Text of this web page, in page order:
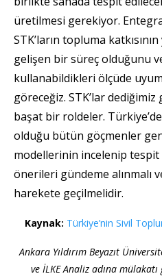
üretilmesi gerekiyor.
STK’ların topluma
gelişen bir süreç olduğunu
kullanabildikleri ölçüde
göreceğiz. STK’lar
başat bir roldeler.
olduğu bütün göçmenler
modellerinin incelenip
önerileri gündeme alınmalı
harekete geçilmelidir.
Kaynak: Türkiye’nin Sivil
Ankara Yıldırım Beyazıt
ve İLKE Analiz adına